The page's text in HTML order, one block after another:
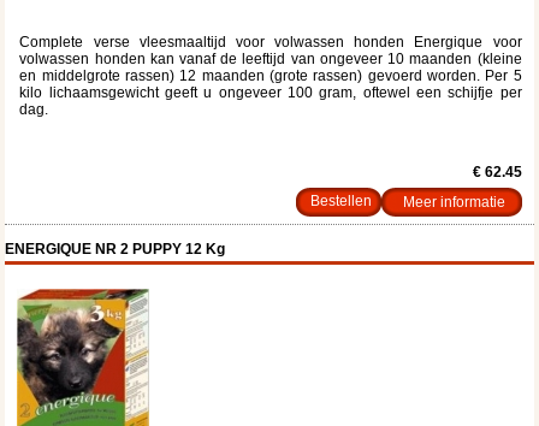
Complete verse vleesmaaltijd voor volwassen honden Energique voor
volwassen honden kan vanaf de leeftijd van ongeveer 10 maanden (kleine
en middelgrote rassen) 12 maanden (grote rassen) gevoerd worden. Per 5
kilo lichaamsgewicht geeft u ongeveer 100 gram, oftewel een schijfje per
dag.
€ 62.45
Meer informatie
ENERGIQUE NR 2 PUPPY 12 Kg